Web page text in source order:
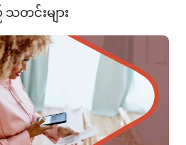
များ၊ စီးပွားရေးကတ်များ၊
သည်။
ာင်းဆုံးလုပ်ပါ။
င်းနှင့် အလိုအလျောက် မြှင့်တင်ခြင်း
ားနှင့် ဂရပ်ဖစ်များကို ပရီမီယံ
တ်သားမှုဖြင့် ရှင်းလင်းပြတ်သား
တင်းများ